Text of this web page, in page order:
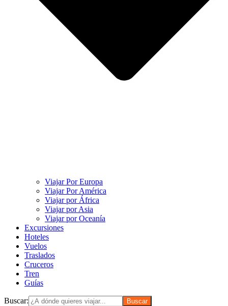
Viajar Por Europa
Viajar Por América
Viajar por África
Viajar por Asia
Viajar por Oceanía
Excursiones
Hoteles
Vuelos
Traslados
Cruceros
Tren
Guías
Buscar: